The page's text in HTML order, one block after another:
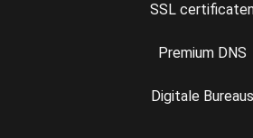
SSL
Premium DNS
Digitale Bureaus